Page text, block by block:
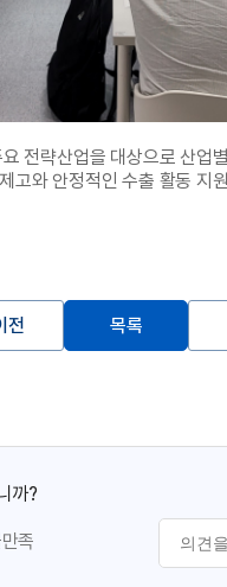
전략산업을 대상으로 산업
고와 안정적인 수출 활동 지
전 목록
까?
족